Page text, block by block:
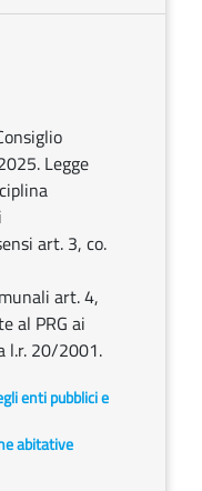
Legge
art. 3, co.
art. 4,
al PRG ai
l.r. 20/2001.
enti pubblici e
abitative